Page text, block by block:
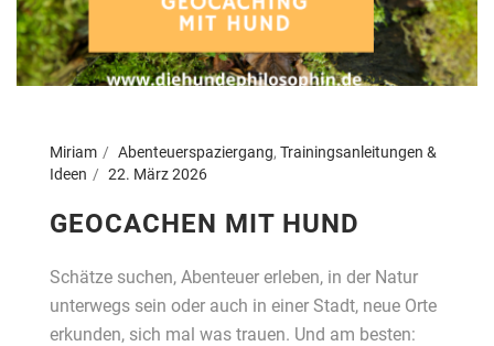
Miriam Abenteuerspaziergang, Trainingsanleitungen &
Ideen
22. März 2026
GEOCACHEN MIT HUND
Schätze suchen, Abenteuer erleben, in der Natur
unterwegs sein oder auch in einer Stadt, neue Orte
erkunden, sich mal was trauen. Und am besten: